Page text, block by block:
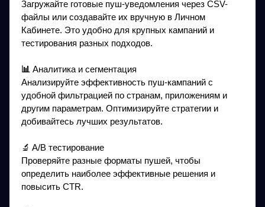
Загружайте готовые пуш-уведомления через CSV-
файлы или создавайте их вручную в Личном
Кабинете. Это удобно для крупных кампаний и
тестирования разных подходов.
📊 Аналитика и сегментация
Анализируйте эффективность пуш-кампаний с
удобной фильтрацией по странам, приложениям и
другим параметрам. Оптимизируйте стратегии и
добивайтесь лучших результатов.
🔬 A/B тестирование
Проверяйте разные форматы пушей, чтобы
определить наиболее эффективные решения и
повысить CTR.